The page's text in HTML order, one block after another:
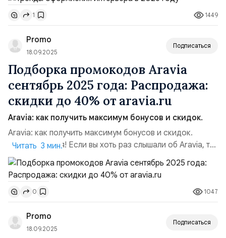
популярны тона, которые мы подсматриваем в природе.
Они дают ощущение безопасности в нестабильное
время. Оливковый дарит спокойствие и возвращает к
естественному ритму жизни. Тёплый бежевый создаёт
атмосфе...
1 1449
Promo
18.09.2025
Подписаться
Подборка промокодов Aravia
сентябрь 2025 года: Распродажа:
скидки до 40% от aravia.ru
Aravia: как получить максимум бонусов и скидок.
Aravia: как получить максимум бонусов и скидок.
Привет, друзья! Если вы хоть раз слышали об Aravia, то
знаете: это бренд, который давно стал синонимом
качественной профессиональной косметики для ухода
за лицом и телом. Его любят косметологи, доверяют
мастера, а обычные покупатели всё чаще выбирают
именно эти продукты для домашнего ухода. И знаете,
вишен...
Читать 3 мин.
0 1047
Promo
18.09.2025
Подписаться